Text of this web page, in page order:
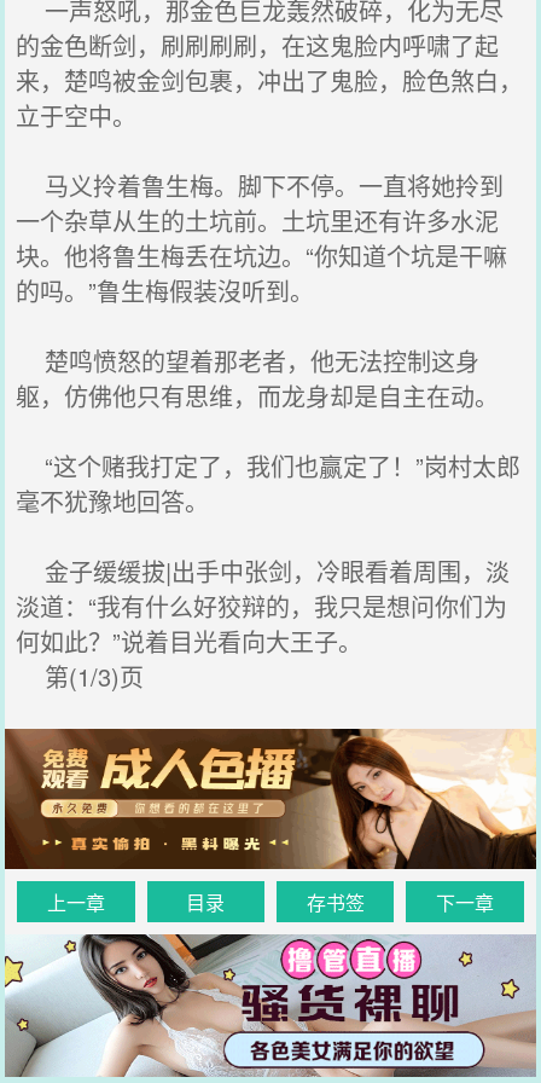
一声怒吼，那金色巨龙轰然破碎，化为无尽
的金色断剑，刷刷刷刷，在这鬼脸内呼啸了起
来，楚鸣被金剑包裹，冲出了鬼脸，脸色煞白，
立于空中。
马义拎着鲁生梅。脚下不停。一直将她拎到
一个杂草从生的土坑前。土坑里还有许多水泥
块。他将鲁生梅丢在坑边。“你知道个坑是干嘛
的吗。”鲁生梅假装沒听到。
楚鸣愤怒的望着那老者，他无法控制这身
躯，仿佛他只有思维，而龙身却是自主在动。
“这个赌我打定了，我们也赢定了！”岗村太郎
毫不犹豫地回答。
金子缓缓拔|出手中张剑，冷眼看着周围，淡
淡道：“我有什么好狡辩的，我只是想问你们为
何如此？”说着目光看向大王子。
第(1/3)页
上一章 目录 存书签 下一章